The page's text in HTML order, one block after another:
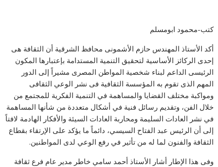
كتب-محمود ابومسلم
أكد الأستاذ المهندس حازم الأشمونى محافظ الشرقية أن الثقافة هى
إحدى الركائز الأساسية لتحقيق التنمية المستدامة بإعتبارها المكون
الرئيسى الداعم لبناء شخصية المواطن المصرى مشيراً إلى الدور
المهم الذى تقوم به المؤسسة الثقافية فى نشر الوعي الثقافى
ومواكبة مختلف القضايا والمساهمة في التنمية الفكرية للمجتمع من
خلال الفن، وتقديم رسائل فنية في أشكال متعددة من شأنها المساهمة
في نشر العادات السليمة ومحاربة العادات السيئة والأفكار الهادمة لافتاً
إلى أن الرئيس عبد الفتاح السيسي، دائماً ما يؤكد على الإرتقاء بقطاع
الثقافة والفنون لما له من تأثير في رفع الوعي لدى المواطنين.
وفى هذا الإطار أشار الأستاذ أحمد سامي خاطر مدير عام فرع ثقافة